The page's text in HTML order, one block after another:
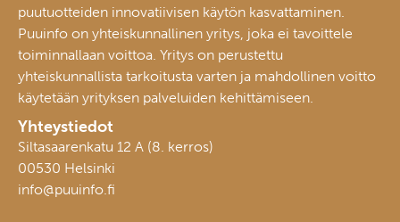
puutuotteiden innovatiivisen käytön kasvattaminen.
Puuinfo on yhteiskunnallinen yritys, joka ei tavoittele
toiminnallaan voittoa. Yritys on perustettu
yhteiskunnallista tarkoitusta varten ja mahdollinen voitto
käytetään yrityksen palveluiden kehittämiseen.
Yhteystiedot
Siltasaarenkatu 12 A (8. kerros)
00530 Helsinki
info@puuinfo.fi